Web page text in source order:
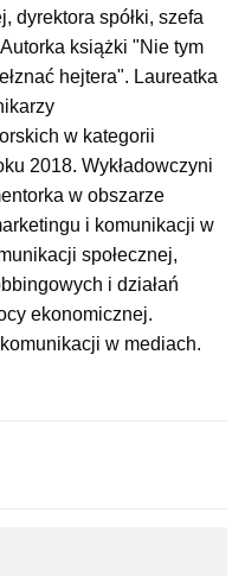
dyrektora spółki, szefa
książki "Nie tym
hejtera". Laureatka
w kategorii
2018. Wykładowczyni
w obszarze
i komunikacji w
społecznej,
i działań
ekonomicznej.
w mediach.